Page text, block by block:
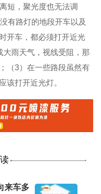
短，聚光度也无法调
有路灯的地段开车以及
开车，都必须打开近光
雨天气，视线受阻，那
（3）在一些路段虽然有
该打开近光灯。
来车多